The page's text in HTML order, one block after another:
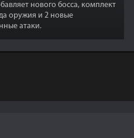
нового босса, комплект
оружия и 2 новые
атаки.